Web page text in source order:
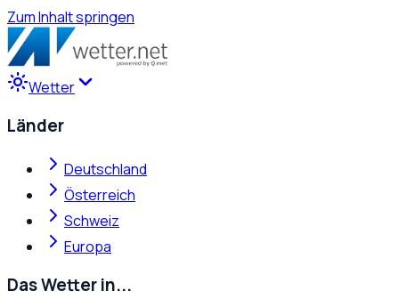
Zum Inhalt springen
Wetter
Länder
Deutschland
Österreich
Schweiz
Europa
Das Wetter in...